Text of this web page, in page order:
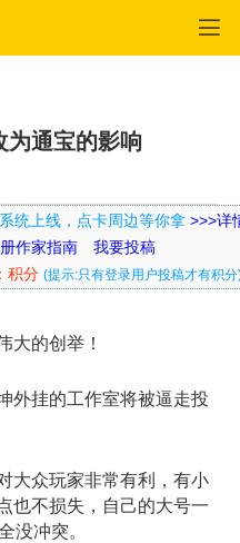
为通宝的影响
统上线，点卡周边等你拿 >>>详
作家指南
我要投稿
积分 (提示:只有登录用户投稿才有积分
的创举！
挂的工作室将被逼走投
众玩家非常有利，有小
也不损失，自己的大号一
没冲突。